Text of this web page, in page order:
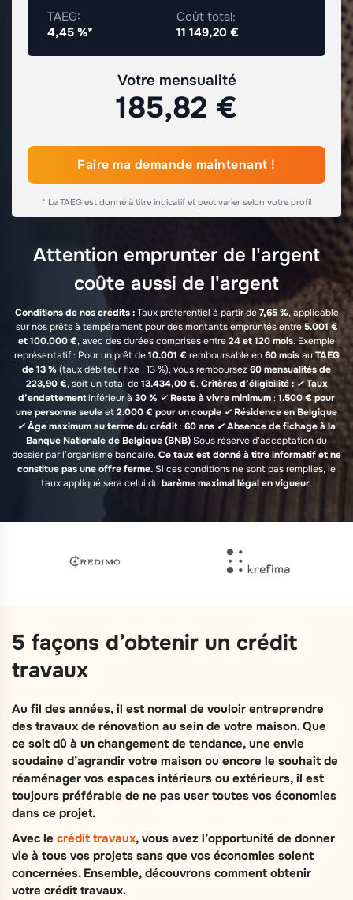
TAEG:
4,45 %*
Coût total:
11 149,20 €
Votre mensualité
185,82 €
Faire ma demande maintenant !
* Le TAEG est donné à titre indicatif et peut varier selon votre profil
Attention emprunter de l'argent
coûte aussi de l'argent
Conditions de nos crédits :Taux préférentiel à partir de7,65 %, applicable
sur nos prêts à tempérament pour des montants empruntés entre5.001 €
et 100.000 €, avec des durées comprises entre24 et 120 mois. Exemple
représentatif : Pour un prêt de10.001 € remboursable en60 moisauTAEG
de 13 % (taux débiteur fixe : 13 %), vous remboursez60 mensualités de
223,90 €, soit un total de13.434,00 €.Critères d’éligibilité :✔Taux
d’endettementinférieur à 30 % ✔Reste à vivre minimum:1.500 € pour
une personne seuleet2.000 € pour un couple ✔Résidence en Belgique
✔Âge maximum au terme du crédit:60 ans ✔Absence de fichage à la
Banque Nationale de Belgique (BNB)Sous réserve d’acceptation du
dossier par l’organisme bancaire.Ce taux est donné à titre informatif et ne
constitue pas une offre ferme. Si ces conditions ne sont pas remplies, le
taux appliqué sera celui dubarème maximal légal en vigueur.
5 façons d’obtenir un crédit
travaux
Au fil des années, il est normal de vouloir entreprendre
des travaux de rénovation au sein de votre maison. Que
ce soit dû à un changement de tendance, une envie
soudaine d’agrandir votre maison ou encore le souhait de
réaménager vos espaces intérieurs ou extérieurs, il est
toujours préférable de ne pas user toutes vos économies
dans ce projet.
Avec le crédit travaux, vous avez l’opportunité de donner
vie à tous vos projets sans que vos économies soient
concernées. Ensemble, découvrons comment obtenir
votre crédit travaux.